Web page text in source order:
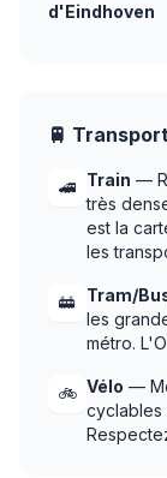
d'Eindhoven
🚆
🚄 Train —
très
est la
les
🚋 Tram/
les
métro.
🚲 Vélo —
cyclables